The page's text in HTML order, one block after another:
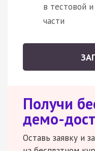
в тестовой
части
Получи
демо-
Оставь заявку и